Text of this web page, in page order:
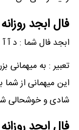
فال ابجد
ابجد فال شما : د آ آ
تعبیر : به
این میهمانی از
شادی و خوشحالی